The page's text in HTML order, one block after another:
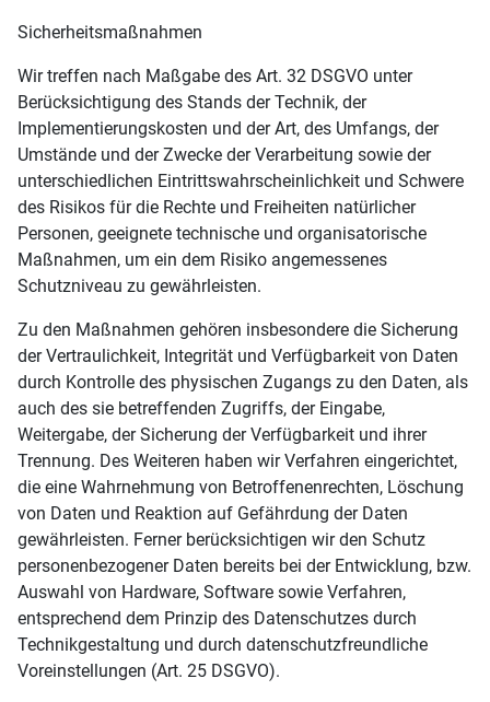
Sicherheitsmaßnahmen
Wir treffen nach Maßgabe des Art. 32 DSGVO unter
Berücksichtigung des Stands der Technik, der
Implementierungskosten und der Art, des Umfangs, der
Umstände und der Zwecke der Verarbeitung sowie der
unterschiedlichen Eintrittswahrscheinlichkeit und Schwere
des Risikos für die Rechte und Freiheiten natürlicher
Personen, geeignete technische und organisatorische
Maßnahmen, um ein dem Risiko angemessenes
Schutzniveau zu gewährleisten.
Zu den Maßnahmen gehören insbesondere die Sicherung
der Vertraulichkeit, Integrität und Verfügbarkeit von Daten
durch Kontrolle des physischen Zugangs zu den Daten, als
auch des sie betreffenden Zugriffs, der Eingabe,
Weitergabe, der Sicherung der Verfügbarkeit und ihrer
Trennung. Des Weiteren haben wir Verfahren eingerichtet,
die eine Wahrnehmung von Betroffenenrechten, Löschung
von Daten und Reaktion auf Gefährdung der Daten
gewährleisten. Ferner berücksichtigen wir den Schutz
personenbezogener Daten bereits bei der Entwicklung, bzw.
Auswahl von Hardware, Software sowie Verfahren,
entsprechend dem Prinzip des Datenschutzes durch
Technikgestaltung und durch datenschutzfreundliche
Voreinstellungen (Art. 25 DSGVO).